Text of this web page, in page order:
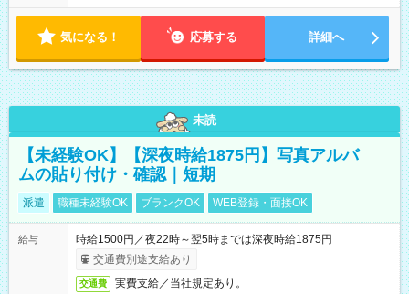
気になる！ 応募する 詳細へ
未読
【未経験OK】【深夜時給1875円】写真アルバ
ムの貼り付け・確認｜短期
派遣 職種未経験OK ブランクOK WEB登録・面接OK
給与
時給1500円／夜22時～翌5時までは深夜時給1875円
交通費別途支給あり
交通費 実費支給／当社規定あり。